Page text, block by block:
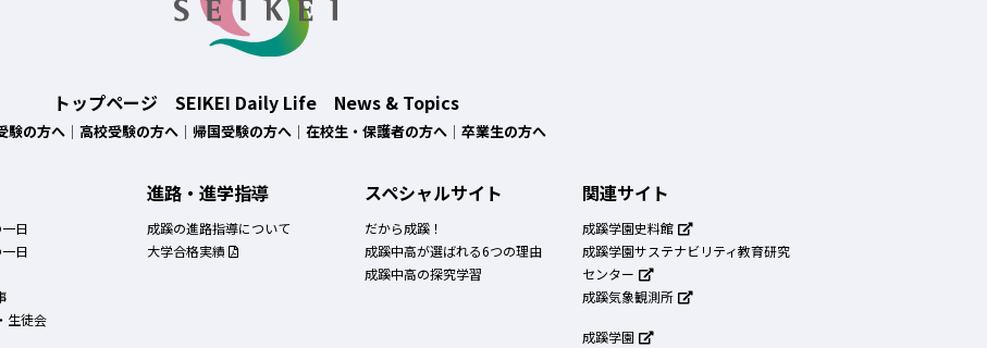
トップページ SEIKEI Daily Life News & Topics
験の方へ 高校受験の方へ 帰国受験の方へ 在校生・保護者の方へ 卒業生の方へ
日
日
生徒会
進路・進学指導
成蹊の進路指導について
大学合格実績
スペシャルサイト
だから成蹊！
成蹊中高が選ばれる6つの理由
成蹊中高の探究学習
関連サイト
成蹊学園史料館
成蹊学園サステナビリティ教育研究
センター
成蹊気象観測所
成蹊学園